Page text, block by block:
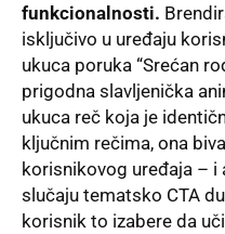
funkcionalnosti.
isključivo u uređaju
ukuca poruka “Srećan
prigodna slavljenička
ukuca reč koja je
ključnim rečima, ona
korisnikovog uređaja – i
slučaju tematsko CTA
korisnik to izabere da